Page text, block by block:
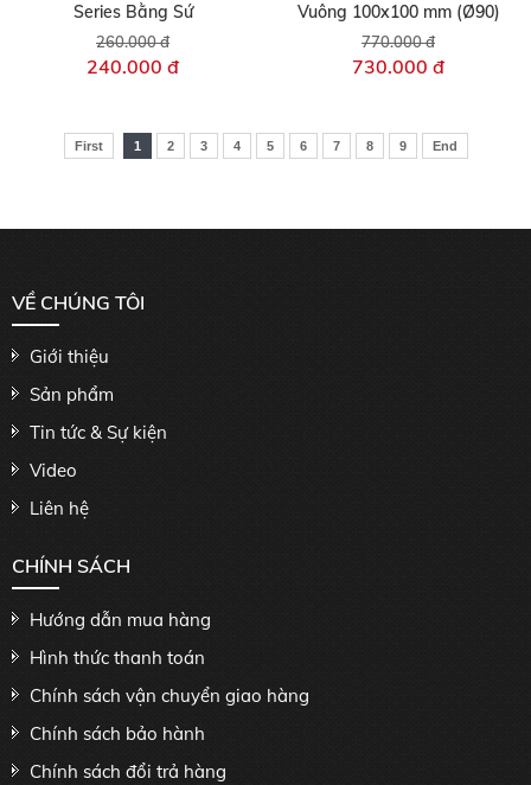
Series Bằng Sứ
260.000 đ
240.000 đ
Vuông 100x100 mm (Ø90)
770.000 đ
730.000 đ
First 1 2 3 4 5 6 7 8 9 End
VỀ CHÚNG TÔI
Giới thiệu
Sản phẩm
Tin tức & Sự kiện
Video
Liên hệ
CHÍNH SÁCH
Hướng dẫn mua hàng
Hình thức thanh toán
Chính sách vận chuyển giao hàng
Chính sách bảo hành
Chính sách đổi trả hàng